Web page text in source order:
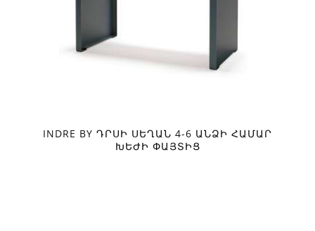
INDRE BY ԴՐՍԻ ՍԵՂԱՆ 4-6 ԱՆՁԻ ՀԱՄԱՐ
ԽԵԺԻ ՓԱՅՏԻՑ